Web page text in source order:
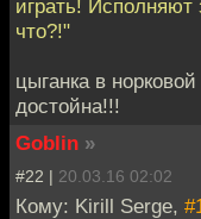
играть!
что?!"
цыганка в
достойна!!!
Goblin »
#22 | 20.03.16 02:02
Кому: Kirill Serge,